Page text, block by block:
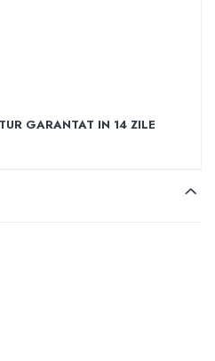
GARANTAT IN 14 ZILE